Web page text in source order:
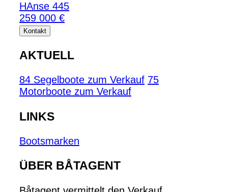
HAnse 445
259 000 €
Kontakt
AKTUELL
84 Segelboote zum Verkauf 75
Motorboote zum Verkauf
LINKS
Bootsmarken
ÜBER BÅTAGENT